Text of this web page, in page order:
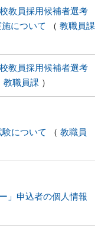
教員採用候補者選考
について
教職員課
教員採用候補者選考
教職員課
について
教職員
」申込者の個人情報